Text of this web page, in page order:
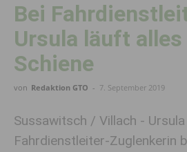
Bei
Ursula läuft
Schiene
von Redaktion GTO - 7. September 2019
Sussawitsch / Villach -
Fahrdienstleiter-Zuglenkerin